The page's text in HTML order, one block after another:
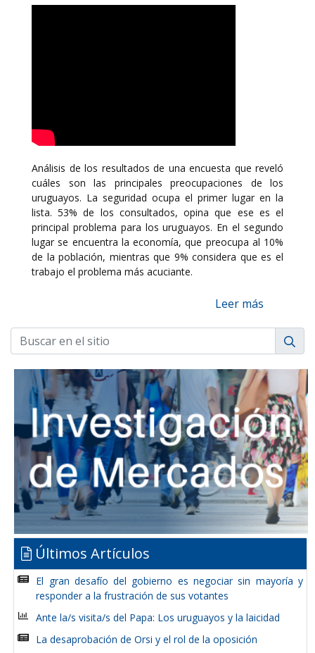
Análisis de los resultados de una encuesta que reveló
cuáles son las principales preocupaciones de los
uruguayos. La seguridad ocupa el primer lugar en la
lista. 53% de los consultados, opina que ese es el
principal problema para los uruguayos. En el segundo
lugar se encuentra la economía, que preocupa al 10%
de la población, mientras que 9% considera que es el
trabajo el problema más acuciante.
Leer más
Últimos Artículos
El gran desafío del gobierno es negociar sin mayoría y
responder a la frustración de sus votantes
Ante la/s visita/s del Papa: Los uruguayos y la laicidad
La desaprobación de Orsi y el rol de la oposición